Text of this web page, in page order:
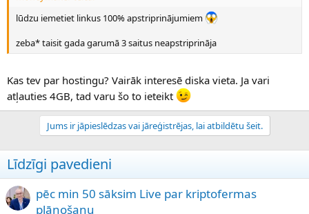
lūdzu iemetiet linkus 100% apstriprinājumiem
zeba* taisit gada garumā 3 saitus neapstriprināja
Kas tev par hostingu? Vairāk interesē diska vieta. Ja vari
atļauties 4GB, tad varu šo to ieteikt
Jums ir jāpieslēdzas vai jāreģistrējas, lai atbildētu šeit.
Līdzīgi pavedieni
pēc min 50 sāksim Live par kriptofermas
plānošanu